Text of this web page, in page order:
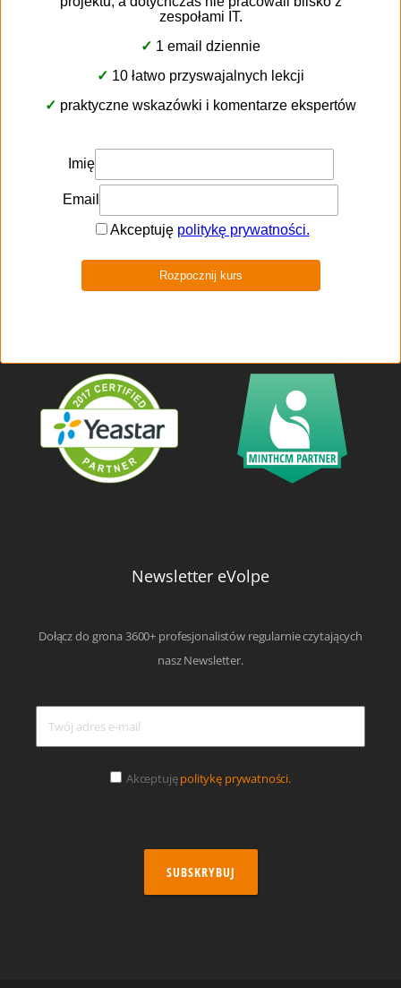
Офіційний партнер
Newsletter eVolpe
Dołącz do grona 3600+ profesjonalistów regularnie czytających
nasz Newsletter.
Akceptujępolitykę prywatności.
SUBSKRYBUJ